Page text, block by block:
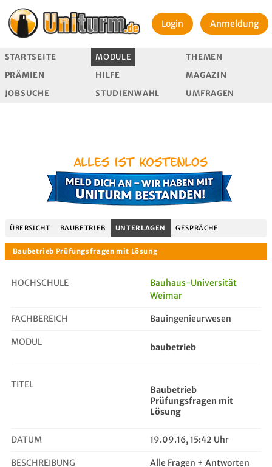
Login Anmeldung
STARTSEITE MODULE
THEMEN
PRÄMIEN
HILFE
MAGAZIN
JOBSUCHE
STUDIENWAHL UMFRAGEN
ÜBERSICHT BAUBETRIEB UNTERLAGEN GESPRÄCHE
Baubetrieb Prüfungsfragen mit Lösung
HOCHSCHULE
Bauhaus-Universität
Weimar
FACHBEREICH Bauingenieurwesen
MODUL baubetrieb
TITEL
Baubetrieb
Prüfungsfragen mit
Lösung
DATUM 19.09.16, 15:42 Uhr
BESCHREIBUNG
Alle Fragen + Antworten